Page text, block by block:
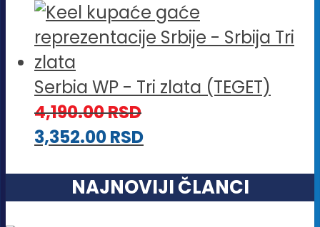
Serbia WP - Tri zlata (TEGET)
4,190.00RSD
3,352.00RSD
NAJNOVIJI ČLANCI